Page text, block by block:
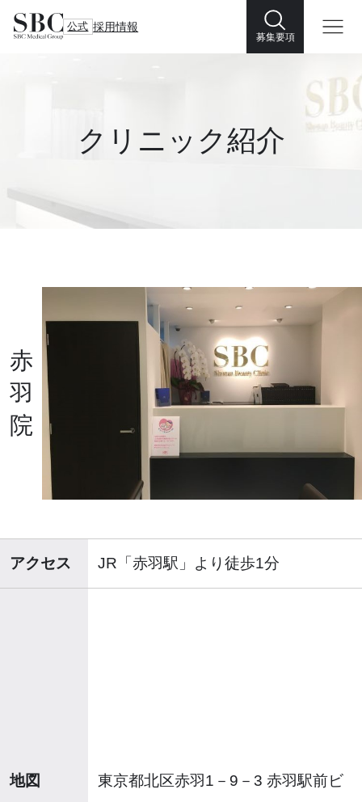
公式 採用情報
募集要項
クリニック紹介
赤
羽
院
アクセス JR「赤羽駅」より徒歩1分
地図
東京都北区赤羽1－9－3 赤羽駅前ビ